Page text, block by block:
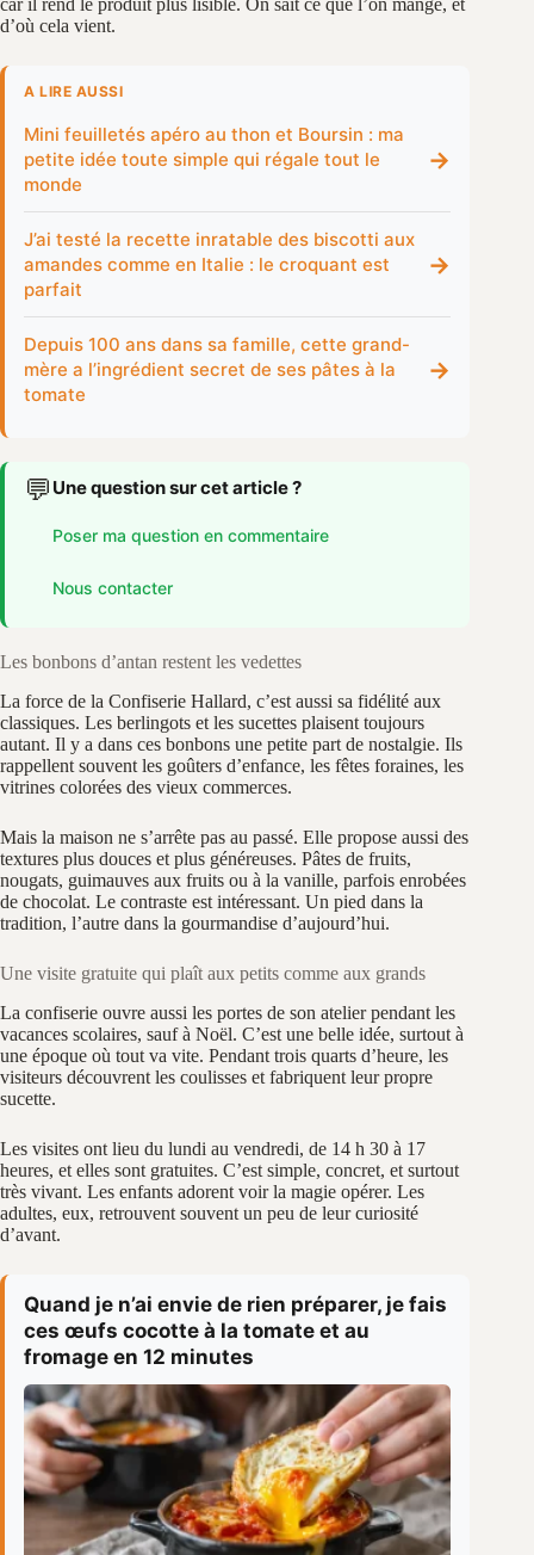
car il rend le produit plus lisible. On sait ce que l’on mange, et
d’où cela vient.
A LIRE AUSSI
Mini feuilletés apéro au thon et Boursin : ma
petite idée toute simple qui régale tout le
monde
→
J’ai testé la recette inratable des biscotti aux
amandes comme en Italie : le croquant est
parfait
→
Depuis 100 ans dans sa famille, cette grand-
mère a l’ingrédient secret de ses pâtes à la
tomate
→
💬 Une question sur cet article ?
Poser ma question en commentaire
Nous contacter
Les bonbons d’antan restent les vedettes
La force de la Confiserie Hallard, c’est aussi sa fidélité aux
classiques. Les berlingots et les sucettes plaisent toujours
autant. Il y a dans ces bonbons une petite part de nostalgie. Ils
rappellent souvent les goûters d’enfance, les fêtes foraines, les
vitrines colorées des vieux commerces.
Mais la maison ne s’arrête pas au passé. Elle propose aussi des
textures plus douces et plus généreuses. Pâtes de fruits,
nougats, guimauves aux fruits ou à la vanille, parfois enrobées
de chocolat. Le contraste est intéressant. Un pied dans la
tradition, l’autre dans la gourmandise d’aujourd’hui.
Une visite gratuite qui plaît aux petits comme aux grands
La confiserie ouvre aussi les portes de son atelier pendant les
vacances scolaires, sauf à Noël. C’est une belle idée, surtout à
une époque où tout va vite. Pendant trois quarts d’heure, les
visiteurs découvrent les coulisses et fabriquent leur propre
sucette.
Les visites ont lieu du lundi au vendredi, de 14 h 30 à 17
heures, et elles sont gratuites. C’est simple, concret, et surtout
très vivant. Les enfants adorent voir la magie opérer. Les
adultes, eux, retrouvent souvent un peu de leur curiosité
d’avant.
Quand je n’ai envie de rien préparer, je fais
ces œufs cocotte à la tomate et au
fromage en 12 minutes